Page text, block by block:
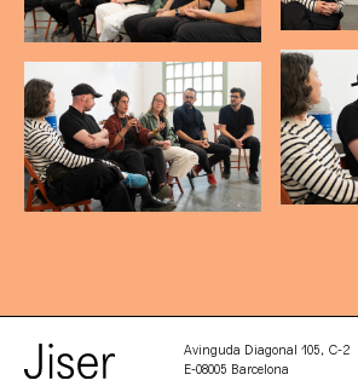
Avinguda Diagonal 105, C-2
E-08005 Barcelona